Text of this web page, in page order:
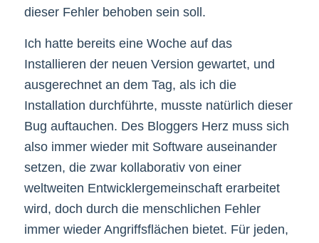
dieser Fehler behoben sein soll.
Ich hatte bereits eine Woche auf das
Installieren der neuen Version gewartet, und
ausgerechnet an dem Tag, als ich die
Installation durchführte, musste natürlich dieser
Bug auftauchen. Des Bloggers Herz muss sich
also immer wieder mit Software auseinander
setzen, die zwar kollaborativ von einer
weltweiten Entwicklergemeinschaft erarbeitet
wird, doch durch die menschlichen Fehler
immer wieder Angriffsflächen bietet. Für jeden,